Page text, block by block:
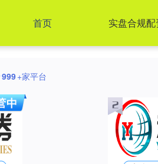
首页 实盘合规配
999+家平台